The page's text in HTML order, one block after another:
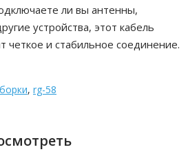
ли вы антенны,
устройства, этот кабель
четкое и стабильное соединение.
, rg-58